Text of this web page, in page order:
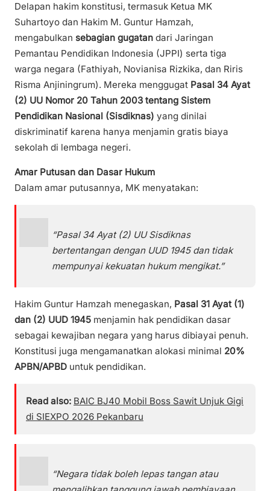
Delapan hakim konstitusi, termasuk Ketua MK
Suhartoyo dan Hakim M. Guntur Hamzah,
mengabulkan sebagian gugatan dari Jaringan
Pemantau Pendidikan Indonesia (JPPI) serta tiga
warga negara (Fathiyah, Novianisa Rizkika, dan Riris
Risma Anjiningrum). Mereka menggugat Pasal 34 Ayat
(2) UU Nomor 20 Tahun 2003 tentang Sistem
Pendidikan Nasional (Sisdiknas) yang dinilai
diskriminatif karena hanya menjamin gratis biaya
sekolah di lembaga negeri.
Amar Putusan dan Dasar Hukum
Dalam amar putusannya, MK menyatakan:
“Pasal 34 Ayat (2) UU Sisdiknas
bertentangan dengan UUD 1945 dan tidak
mempunyai kekuatan hukum mengikat.”
Hakim Guntur Hamzah menegaskan, Pasal 31 Ayat (1)
dan (2) UUD 1945 menjamin hak pendidikan dasar
sebagai kewajiban negara yang harus dibiayai penuh.
Konstitusi juga mengamanatkan alokasi minimal 20%
APBN/APBD untuk pendidikan.
Read also: BAIC BJ40 Mobil Boss Sawit Unjuk Gigi
di SIEXPO 2026 Pekanbaru
“Negara tidak boleh lepas tangan atau